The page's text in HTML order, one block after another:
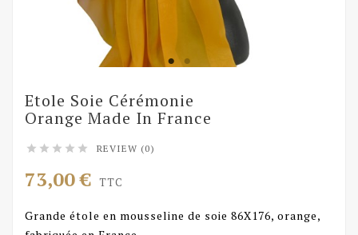
Etole Soie Cérémonie
Orange Made In France
     REVIEW (0)
73,00 € TTC
Grande étole en mousseline de soie 86X176, orange,